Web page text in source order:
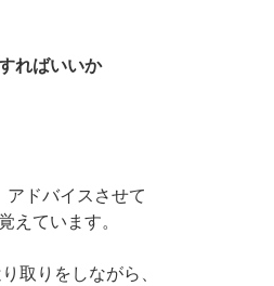
ればいいか
アドバイスさせて
えています。
取りをしながら、